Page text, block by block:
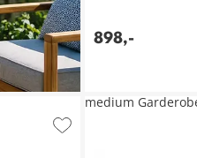
898,-
medium